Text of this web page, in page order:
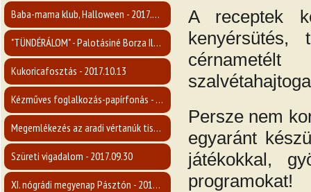
Baba-mama klub, Halloween - 2017.10.31.
"TÜNDÉRÁLOM" - Palotásiné Borza Ilona kiállítása - 2017.10.26.
Kukoricafosztás - 2017.10.13
Kézműves foglalkozás-papírfonás - 2017.10.08.
Megemlékezés az aradi vértanúk tiszteletére - 2017.10.06
Szüreti vigadalom - 2017.09.30
XI. nógrádi megyenap Pásztón - 2017.09.23
A receptek
kenyérsütés,
Persze nem
egyaránt
játékokkal,
programokat!